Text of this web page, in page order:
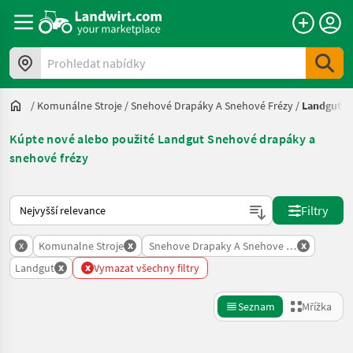
Prohledat nabídky
/ Komunálne Stroje /Snehové Drapáky A Snehové Frézy / Landgut
Kúpte nové alebo použité Landgut Snehové drapáky a
snehové frézy
Takto se řadí nabídky na Landwirt.com
Filtry
x Komunalne Stroje x Snehove Drapaky A Snehove Frezy
x
Landgut x x Vymazat všechny filtry
Seznam Mřížka